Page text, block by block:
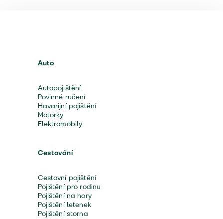
Auto
Autopojištění
Povinné ručení
Havarijní pojištění
Motorky
Elektromobily
Cestování
Cestovní pojištění
Pojištění pro rodinu
Pojištění na hory
Pojištění letenek
Pojištění storna